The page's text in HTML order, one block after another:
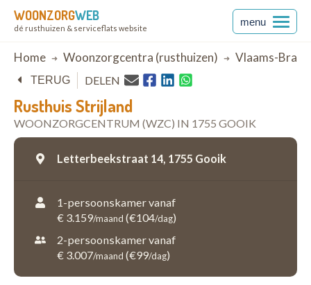
WOONZORGWEB
dé rusthuizen & serviceflats website
menu
Breadcrumb
Home Woonzorgcentra (rusthuizen) Vlaams-
Rusthuis Strijland
WOONZORGCENTRUM (WZC) IN 1755 GOOIK
TERUG DELEN
Letterbeekstraat 14, 1755 Gooik
1-persoonskamer vanaf
€ 3.159/maand (€104/dag)
2-persoonskamer vanaf
€ 3.007/maand (€99/dag)